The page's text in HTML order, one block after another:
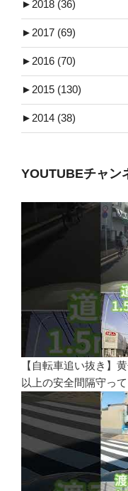
► 2018 (36)
► 2017 (69)
► 2016 (70)
► 2015 (130)
► 2014 (38)
YOUTUBEチャン
【自転車追い抜き】
以上の安全間隔守っ